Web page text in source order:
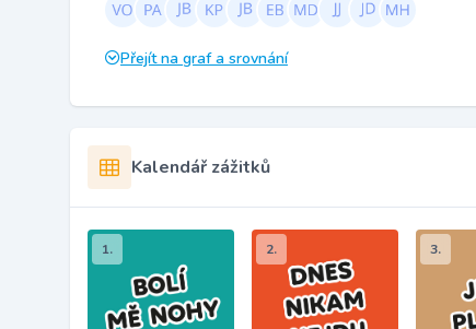
Přejít na graf a srovnání
Kalendář zážitků
1. 2. 3.